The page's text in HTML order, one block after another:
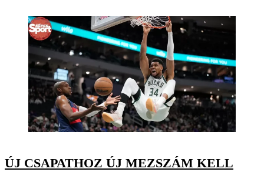
ÚJ CSAPATHOZ ÚJ MEZSZÁM KELL